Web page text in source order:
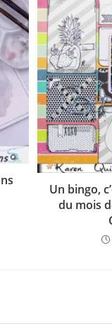
Un bingo,
du mois